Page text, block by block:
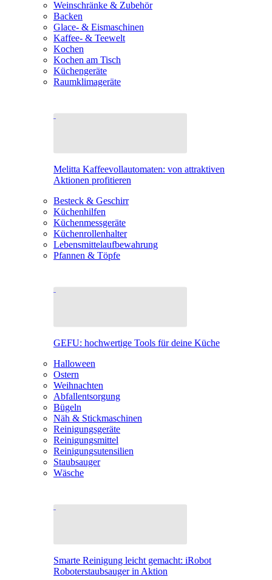
Weinschränke & Zubehör
Backen
Glace- & Eismaschinen
Kaffee- & Teewelt
Kochen
Kochen am Tisch
Küchengeräte
Raumklimageräte
Melitta Kaffeevollautomaten: von attraktiven
Aktionen profitieren
Besteck & Geschirr
Küchenhilfen
Küchenmessgeräte
Küchenrollenhalter
Lebensmittelaufbewahrung
Pfannen & Töpfe
GEFU: hochwertige Tools für deine Küche
Halloween
Ostern
Weihnachten
Abfallentsorgung
Bügeln
Näh & Stickmaschinen
Reinigungsgeräte
Reinigungsmittel
Reinigungsutensilien
Staubsauger
Wäsche
Smarte Reinigung leicht gemacht: iRobot
Roboterstaubsauger in Aktion